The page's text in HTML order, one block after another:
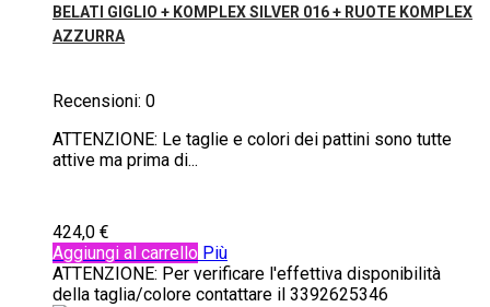
BELATI GIGLIO + KOMPLEX SILVER 016 + RUOTE KOMPLEX
AZZURRA
Recensioni: 0
ATTENZIONE: Le taglie e colori dei pattini sono tutte
attive ma prima di...
424,0 €
Aggiungi al carrello Più
ATTENZIONE: Per verificare l'effettiva disponibilità
della taglia/colore contattare il 3392625346